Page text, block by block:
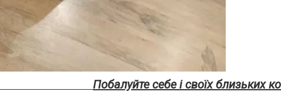
Побалуйте себе і своїх близьких